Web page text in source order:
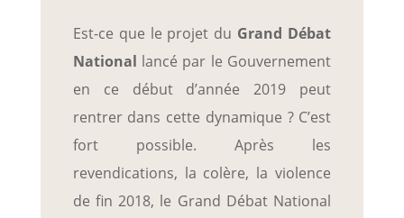
Est-ce que le projet du Grand Débat
National lancé par le Gouvernement
en ce début d’année 2019 peut
rentrer dans cette dynamique ? C’est
fort possible. Après les
revendications, la colère, la violence
de fin 2018, le Grand Débat National